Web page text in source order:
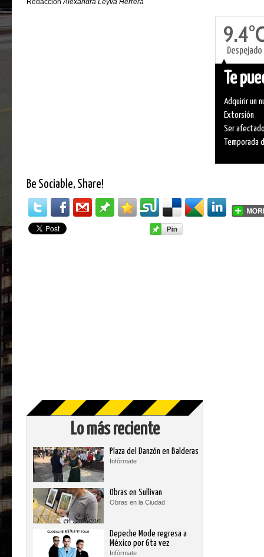
RedacciónAlexandra Leyva Herrera
Despejado
Te
Adquirir un
Extorsión
Ser
Temporada
Be Sociable, Share!
Lo más reciente
Plaza del Danzón en Balderas
Infórmate
Obras en Sullivan
Obras en la Ciudad
Depeche Mode regresa a
México por 6ta vez
Infórmate